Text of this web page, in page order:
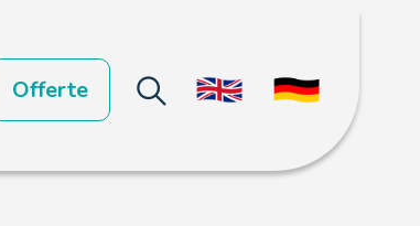
Offerte
branche